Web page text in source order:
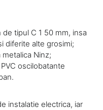
tipul C 1 50 mm, insa
diferite alte grosimi;
Ninz;
oscilobatante
instalatie electrica, iar